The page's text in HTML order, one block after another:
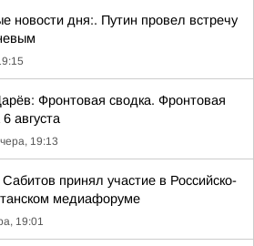
новости дня:. Путин провел встречу
Фронтовая сводка. Фронтовая
августа
19:13
принял участие в Российско-
медиафоруме
19:01